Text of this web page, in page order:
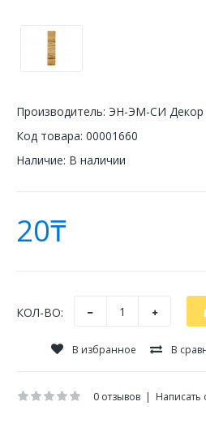
Производитель: ЭН-ЭМ-СИ Декор
Код товара: 00001660
Наличие: В наличии
20₸
КОЛ-ВО:
В избранное В
0 отзывов | Написать